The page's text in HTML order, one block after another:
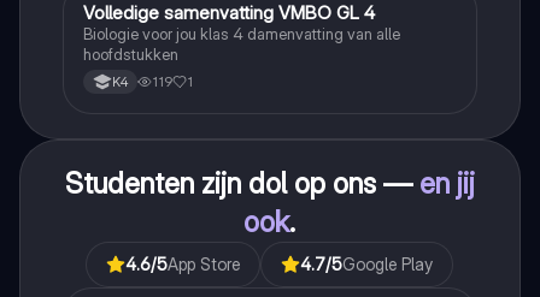
Biologie
Volledige samenvatting VMBO GL 4
Biologie voor jou klas 4 damenvatting van alle
hoofdstukken
K4 119 1
Studenten zijn dol op ons — en jij
ook.
4.6/5App Store 4.7/5Google Play